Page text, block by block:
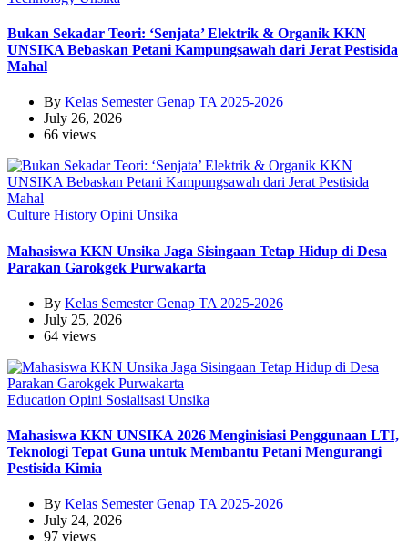
Bukan Sekadar Teori: ‘Senjata’ Elektrik & Organik KKN
UNSIKA Bebaskan Petani Kampungsawah dari Jerat Pestisida
Mahal
By Kelas Semester Genap TA 2025-2026
July 26, 2026
66 views
Culture History Opini Unsika
Mahasiswa KKN Unsika Jaga Sisingaan Tetap Hidup di Desa
Parakan Garokgek Purwakarta
By Kelas Semester Genap TA 2025-2026
July 25, 2026
64 views
Education Opini Sosialisasi Unsika
Mahasiswa KKN UNSIKA 2026 Menginisiasi Penggunaan LTI,
Teknologi Tepat Guna untuk Membantu Petani Mengurangi
Pestisida Kimia
By Kelas Semester Genap TA 2025-2026
July 24, 2026
97 views